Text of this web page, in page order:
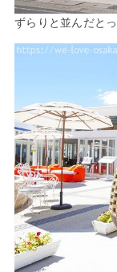
ずらりと並んだと